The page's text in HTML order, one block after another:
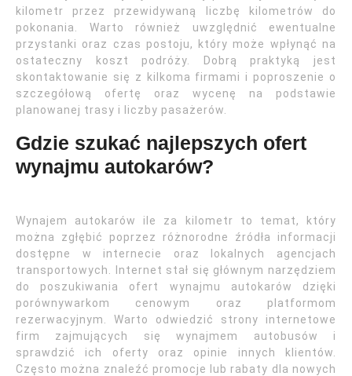
kilometr przez przewidywaną liczbę kilometrów do
pokonania. Warto również uwzględnić ewentualne
przystanki oraz czas postoju, który może wpłynąć na
ostateczny koszt podróży. Dobrą praktyką jest
skontaktowanie się z kilkoma firmami i poproszenie o
szczegółową ofertę oraz wycenę na podstawie
planowanej trasy i liczby pasażerów.
Gdzie szukać najlepszych ofert
wynajmu autokarów?
Wynajem autokarów ile za kilometr to temat, który
można zgłębić poprzez różnorodne źródła informacji
dostępne w internecie oraz lokalnych agencjach
transportowych. Internet stał się głównym narzędziem
do poszukiwania ofert wynajmu autokarów dzięki
porównywarkom cenowym oraz platformom
rezerwacyjnym. Warto odwiedzić strony internetowe
firm zajmujących się wynajmem autobusów i
sprawdzić ich oferty oraz opinie innych klientów.
Często można znaleźć promocje lub rabaty dla nowych